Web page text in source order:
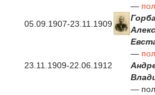
05.09.1907-23.11.1909
—
23.11.1909-22.06.1912
—
—